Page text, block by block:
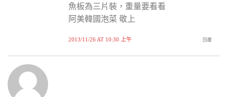
魚板為三片裝，重量要看看
阿美韓國泡菜 敬上
2013/11/26 AT 10:30 上午 回覆